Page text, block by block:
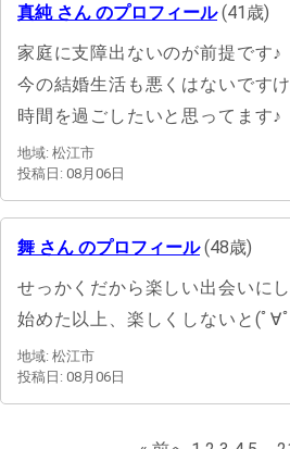
真純 さん のプロフィール(41歳)
家庭に支障出ないのが前提です♪
今の結婚生活も悪くはないです
時間を過ごしたいと思ってます♪
地域: 松江市
投稿日: 08月06日
舞 さん のプロフィール(48歳)
せっかくだから楽しい出会いに
始めた以上、楽しくしないと(ﾟ∀
地域: 松江市
投稿日: 08月06日